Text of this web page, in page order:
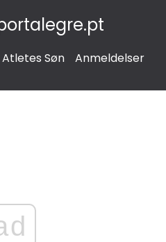
Atletes Søn Anmeldelser